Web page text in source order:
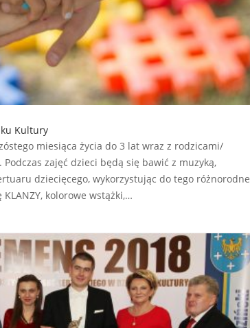
Kultury
miesiąca życia do 3 lat wraz z rodzicami/
zajęć dzieci będą się bawić z muzyką,
dziecięcego, wykorzystując do tego różnorodne
kolorowe wstążki,…